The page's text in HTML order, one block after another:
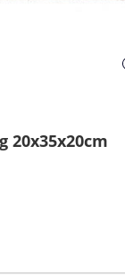
20x35x20cm